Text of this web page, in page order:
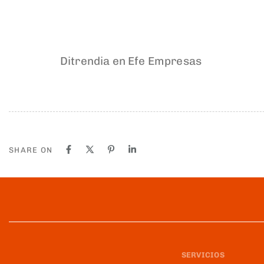
Ditrendia en Efe Empresas
SHARE ON
SERVICIOS